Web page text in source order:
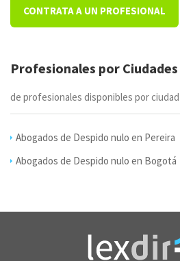
CONTRATA A UN PROFESIONAL
Profesionales por Ciudades
de profesionales disponibles por ciudad
Abogados de Despido nulo en Pereira
Abogados de Despido nulo en Bogotá